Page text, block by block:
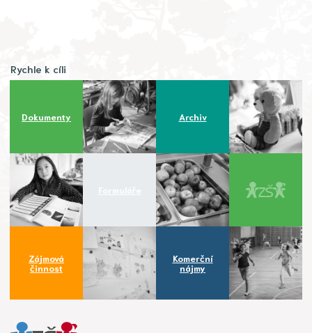
Rychle k cíli
Dokumenty Archiv
Zájmová
činnost
Komerční
nájmy